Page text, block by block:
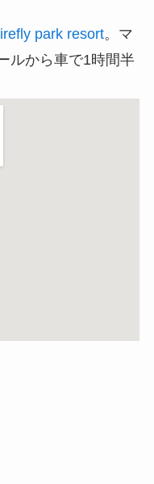
park resort。マ
ルから車で1時間半